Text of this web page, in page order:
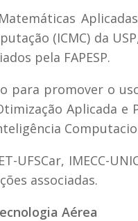
(ICMC) da
pela FAPESP.
para promover o
Aplicada e
UFSCar, IMECC-
associadas.
Aérea